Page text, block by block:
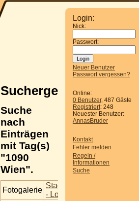
Login:
Nick:
Passwort:
Neuer Benutzer
Passwort vergessen?
Online:
0 Benutzer, 487 Gäste
Registriert: 248
Neuester Benutzer:
AnnasBruder
Kontakt
Fehler melden
Regeln /
Informationen
Suche
Suchergebnisse
Suche
nach
Einträgen
mit Tag(s)
"1090
Wien".
Fotogalerie
Stadtbahnbögen Wien
- Loco